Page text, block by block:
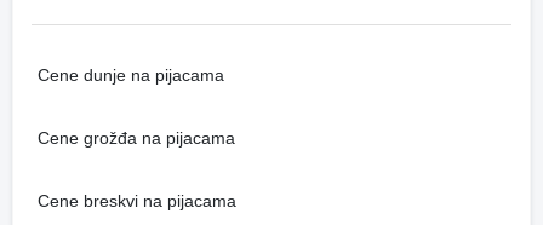
Cene dunje na pijacama
Cene grožđa na pijacama
Cene breskvi na pijacama